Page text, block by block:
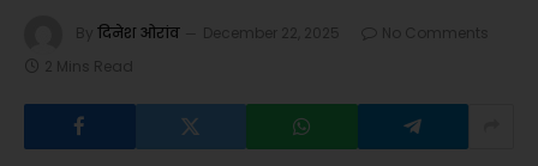
By दिनेश ओरांव December 22, 2025
No Comments
2 Mins Read